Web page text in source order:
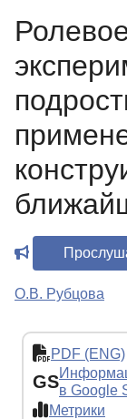
О.В. Рубцова
PDF (ENG)
GSв Google
Метрики